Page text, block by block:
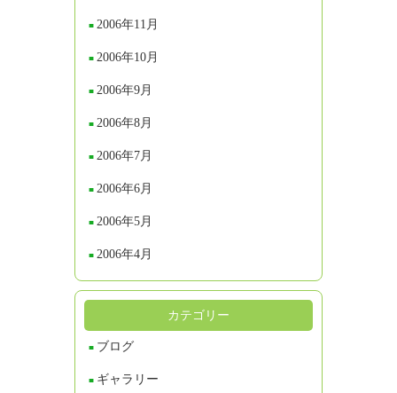
2006年11月
2006年10月
2006年9月
2006年8月
2006年7月
2006年6月
2006年5月
2006年4月
カテゴリー
ブログ
ギャラリー